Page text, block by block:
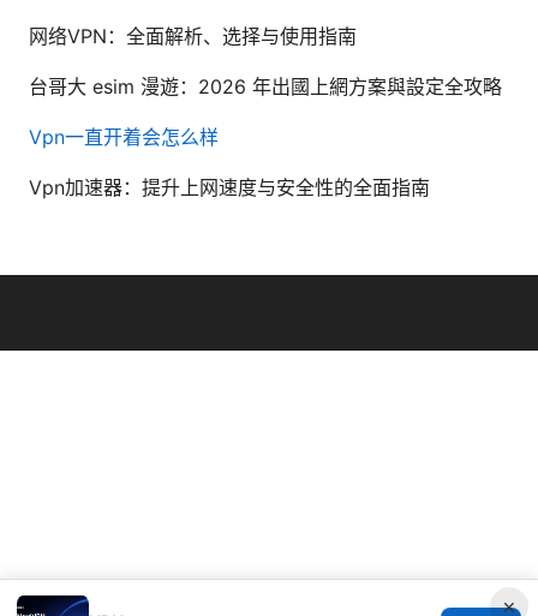
网络VPN：全面解析、选择与使用指南
台哥大 esim 漫遊：2026 年出國上網方案與設定全攻略
Vpn一直开着会怎么样
Vpn加速器：提升上网速度与安全性的全面指南
×